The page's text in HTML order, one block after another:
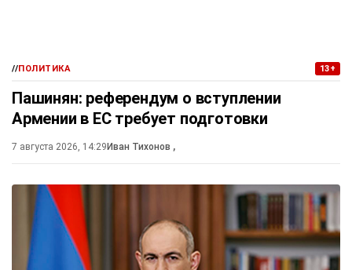
//ПОЛИТИКА 13+
Пашинян: референдум о вступлении
Армении в ЕС требует подготовки
7 августа 2026, 14:29 Иван Тихонов ,